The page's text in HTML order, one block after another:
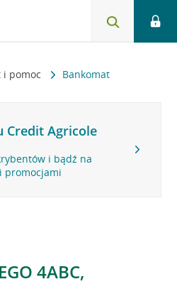
i pomoc Bankomat
Credit Agricole
i bądź na
promocjami
4ABC,